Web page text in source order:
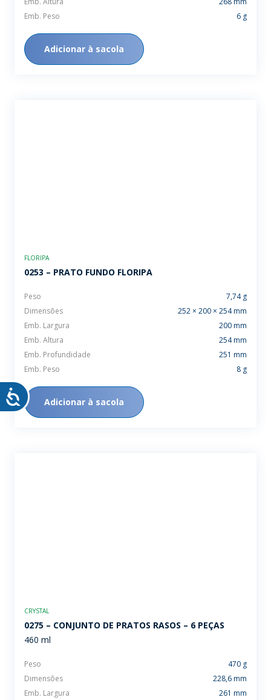
Emb. Peso
6 g
Adicionar à sacola
FLORIPA
0253 – PRATO FUNDO FLORIPA
Peso
7,74 g
Dimensões
252 × 200 × 254 mm
Emb. Largura
200 mm
Emb. Altura
254 mm
Emb. Profundidade
251 mm
Emb. Peso
8 g
Adicionar à sacola
CRYSTAL
0275 – CONJUNTO DE PRATOS RASOS – 6 PEÇAS
460 ml
Peso
470 g
Dimensões
228,6 mm
Emb. Largura
261 mm